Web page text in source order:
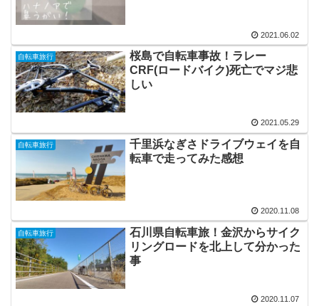
2021.06.02
自転車旅行
桜島で自転車事故！ラレー
CRF(ロードバイク)死亡でマジ悲
しい
2021.05.29
自転車旅行
千里浜なぎさドライブウェイを自
転車で走ってみた感想
2020.11.08
自転車旅行
石川県自転車旅！金沢からサイク
リングロードを北上して分かった
事
2020.11.07